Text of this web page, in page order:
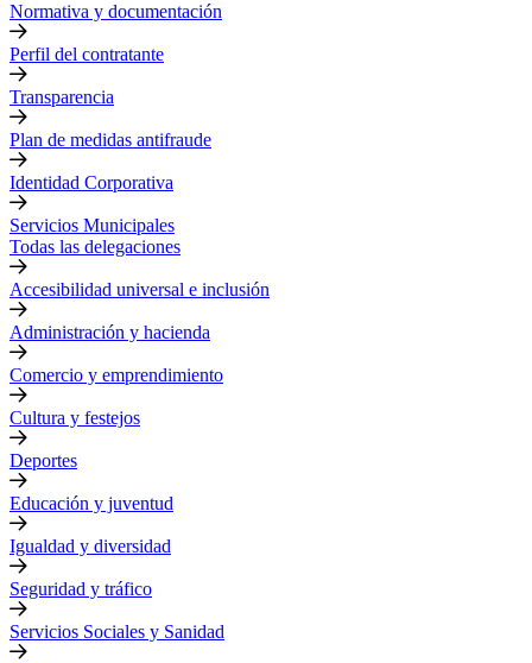
Normativa y documentación
Perfil del contratante
Transparencia
Plan de medidas antifraude
Identidad Corporativa
Servicios Municipales
Todas las delegaciones
Accesibilidad universal e inclusión
Administración y hacienda
Comercio y emprendimiento
Cultura y festejos
Deportes
Educación y juventud
Igualdad y diversidad
Seguridad y tráfico
Servicios Sociales y Sanidad